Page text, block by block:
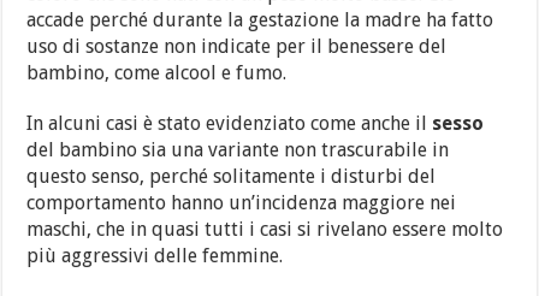
accade perché durante la gestazione la madre ha fatto
uso di sostanze non indicate per il benessere del
bambino, come alcool e fumo.
In alcuni casi è stato evidenziato come anche il sesso
del bambino sia una variante non trascurabile in
questo senso, perché solitamente i disturbi del
comportamento hanno un’incidenza maggiore nei
maschi, che in quasi tutti i casi si rivelano essere molto
più aggressivi delle femmine.